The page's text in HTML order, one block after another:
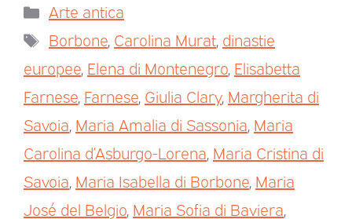
Arte antica
Borbone Carolina Murat dinastie
europee Elena di Montenegro Elisabetta
Farnese Farnese Giulia Clary, Margherita di
Savoia Maria Amalia di Sassonia Maria
Carolina d’Asburgo-Lorena Maria Cristina di
Savoia Maria Isabella di Borbone Maria
José del Belgio Maria Sofia di Baviera